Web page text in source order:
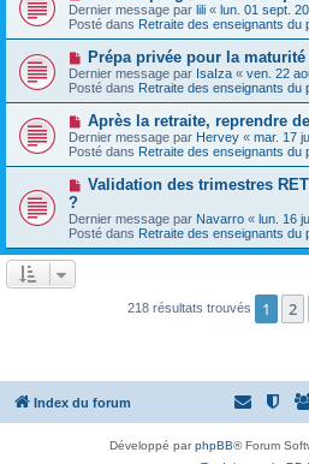
s
a
g
e
u
m
e
s
a
g
o
u
v
e
a
u
m
e
s
s
a
g
e
Dernier message par lili « lun. 01 sept.
Posté dans Retraite des enseignants du
N
o
u
v
a
u
m
e
s
g
e
Prépa privée pour la
Dernier message par IsaIza « ven. 22
Posté dans Retraite des enseignants du
N
o
u
v
e
m
e
s
Après la retraite, reprendre
Dernier message par Hervey « mar. 17
Posté dans Retraite des enseignants du
N
v
e
a
Validation des trimestres
?
Dernier message par Navarro « lun. 16
Posté dans Retraite des enseignants du
218 résultats trouvés 1 2
Index du forum
Développé parphpBB® Forum